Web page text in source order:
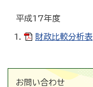
平成17年度
財政比較分析表
お問い合わせ